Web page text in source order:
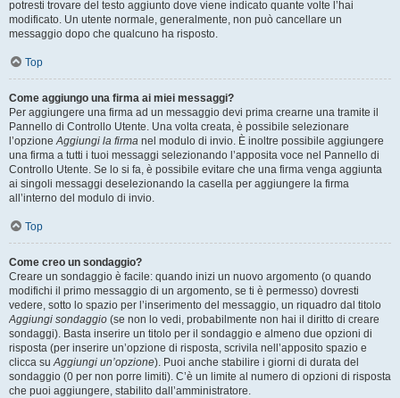
potresti trovare del testo aggiunto dove viene indicato quante volte l’hai
modificato. Un utente normale, generalmente, non può cancellare un
messaggio dopo che qualcuno ha risposto.
Top
Come aggiungo una firma ai miei messaggi?
Per aggiungere una firma ad un messaggio devi prima crearne una tramite il
Pannello di Controllo Utente. Una volta creata, è possibile selezionare
l’opzioneAggiungi la firma nel modulo di invio. È inoltre possibile aggiungere
una firma a tutti i tuoi messaggi selezionando l’apposita voce nel Pannello di
Controllo Utente. Se lo si fa, è possibile evitare che una firma venga aggiunta
ai singoli messaggi deselezionando la casella per aggiungere la firma
all’interno del modulo di invio.
Top
Come creo un sondaggio?
Creare un sondaggio è facile: quando inizi un nuovo argomento (o quando
modifichi il primo messaggio di un argomento, se ti è permesso) dovresti
vedere, sotto lo spazio per l’inserimento del messaggio, un riquadro dal titolo
Aggiungi sondaggio (se non lo vedi, probabilmente non hai il diritto di creare
sondaggi). Basta inserire un titolo per il sondaggio e almeno due opzioni di
risposta (per inserire un’opzione di risposta, scrivila nell’apposito spazio e
clicca suAggiungi un’opzione). Puoi anche stabilire i giorni di durata del
sondaggio (0 per non porre limiti). C’è un limite al numero di opzioni di risposta
che puoi aggiungere, stabilito dall’amministratore.